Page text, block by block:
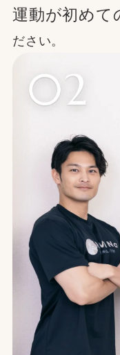
運動が初めて
ださい。